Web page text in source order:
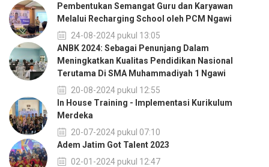
Pembentukan Semangat Guru dan Karyawan
Melalui Recharging School oleh PCM Ngawi
24-08-2024 pukul 13:05
ANBK 2024: Sebagai Penunjang Dalam
Meningkatkan Kualitas Pendidikan Nasional
Terutama Di SMA Muhammadiyah 1 Ngawi
20-08-2024 pukul 12:55
In House Training - Implementasi Kurikulum
Merdeka
20-07-2024 pukul 07:10
Adem Jatim Got Talent 2023
02-01-2024 pukul 12:47